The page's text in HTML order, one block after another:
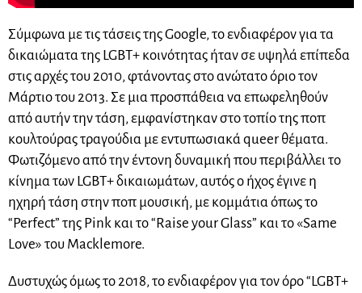
Σύμφωνα με τις τάσεις της Google, το ενδιαφέρον για τα
δικαιώματα της LGBT+ κοινότητας ήταν σε υψηλά επίπεδα
στις αρχές του 2010, φτάνοντας στο ανώτατο όριο τον
Μάρτιο του 2013. Σε μια προσπάθεια να επωφεληθούν
από αυτήν την τάση, εμφανίστηκαν στο τοπίο της ποπ
κουλτούρας τραγούδια με εντυπωσιακά queer θέματα.
Φωτιζόμενο από την έντονη δυναμική που περιβάλλει το
κίνημα των LGBT+ δικαιωμάτων, αυτός ο ήχος έγινε η
ηχηρή τάση στην ποπ μουσική, με κομμάτια όπως το
“Perfect” της Pink και το “Raise your Glass” και το «Same
Love» του Macklemore.
Δυστυχώς όμως το 2018, το ενδιαφέρον για τον όρο “LGBT+